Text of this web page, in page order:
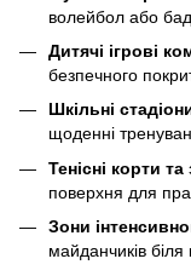
волейбол або
Дитячі ігрові
безпечного
Шкільні
щоденні
Тенісні корти
поверхня для
Зони
майданчиків біля